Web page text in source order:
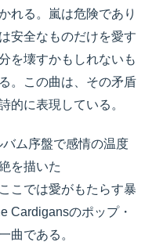
れる。嵐は危険であり
安全なものだけを愛す
を壊すかもしれないも
。この曲は、その矛盾
的に表現している。
バム序盤で感情の温度
を描いた
こでは愛がもたらす暴
Cardigansのポップ・
曲である。